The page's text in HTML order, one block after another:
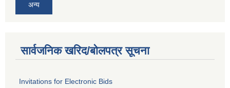
अन्य
सार्वजनिक खरिद/बोलपत्र सूचना
Invitations for Electronic Bids